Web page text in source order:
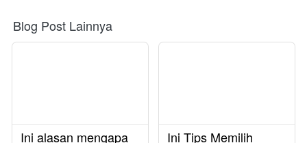
Blog Post Lainnya
Ini alasan mengapa
Ini Tips Memilih